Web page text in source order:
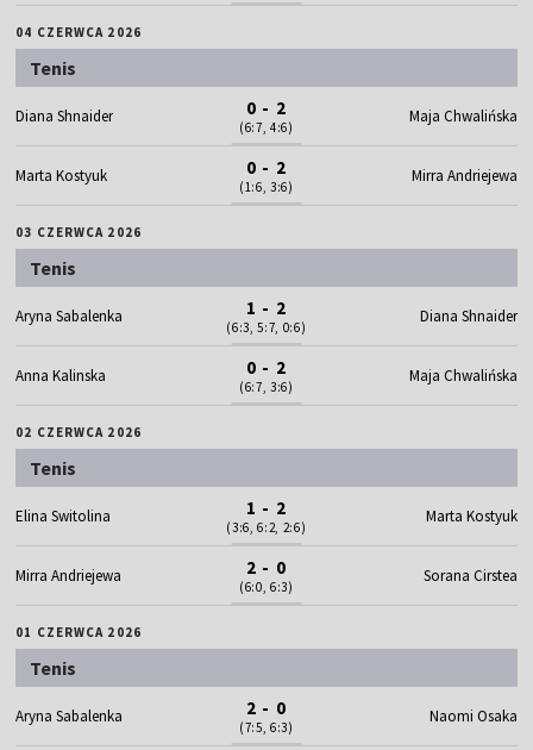
04 CZERWCA 2026
Tenis
Diana Shnaider 0 - 2
(6:7, 4:6)
Maja Chwalińska
Marta Kostyuk 0 - 2
(1:6, 3:6)
Mirra Andriejewa
03 CZERWCA 2026
Tenis
Aryna Sabalenka 1 - 2
(6:3, 5:7, 0:6)
Diana Shnaider
Anna Kalinska 0 - 2
(6:7, 3:6)
Maja Chwalińska
02 CZERWCA 2026
Tenis
Elina Switolina 1 - 2
(3:6, 6:2, 2:6)
Marta Kostyuk
Mirra Andriejewa 2 - 0
(6:0, 6:3)
Sorana Cirstea
01 CZERWCA 2026
Tenis
Aryna Sabalenka 2 - 0
(7:5, 6:3)
Naomi Osaka